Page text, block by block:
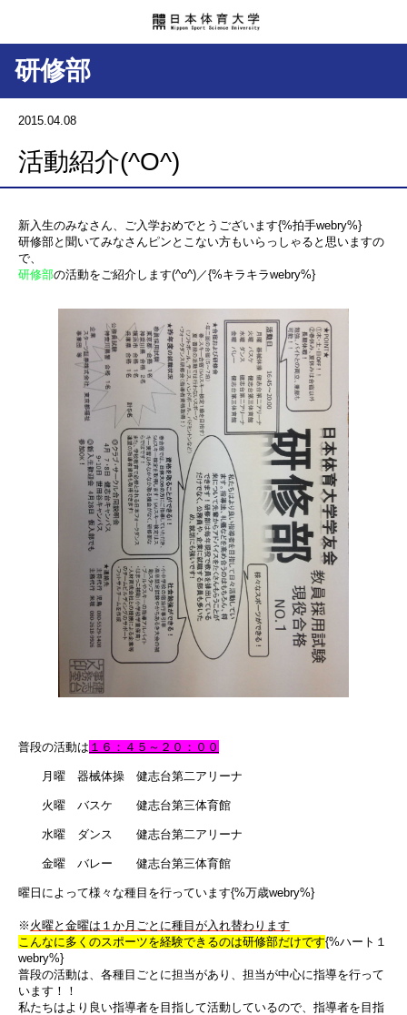
研修部
2015.04.08
活動紹介(^O^)
新入生のみなさん、ご入学おめでとうございます{%拍手webry%}
研修部と聞いてみなさんピンとこない方もいらっしゃると思いますの
で、
研修部の活動をご紹介します(^o^)／{%キラキラwebry%}
普段の活動は １６：４５～２０：００
月曜 器械体操 健志台第二アリーナ
火曜 バスケ 健志台第三体育館
水曜 ダンス 健志台第二アリーナ
金曜 バレー 健志台第三体育館
曜日によって様々な種目を行っています{%万歳webry%}
※ 火曜と金曜は１か月ごとに種目が入れ替わります
こんなに多くのスポーツを経験できるのは研修部だけです{%ハート１
webry%}
普段の活動は、各種目ごとに担当があり、担当が中心に指導を行って
います！！
私たちはより良い指導者を目指して活動しているので、指導者を目指